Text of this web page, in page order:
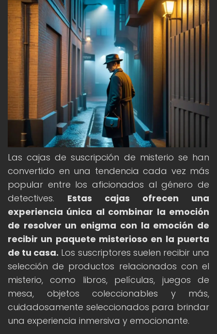
Las cajas de suscripción de misterio se han
convertido en una tendencia cada vez más
popular entre los aficionados al género de
detectives. Estas cajas ofrecen una
experiencia única al combinar la emoción
de resolver un enigma con la emoción de
recibir un paquete misterioso en la puerta
de tu casa. Los suscriptores suelen recibir una
selección de productos relacionados con el
misterio, como libros, películas, juegos de
mesa, objetos coleccionables y más,
cuidadosamente seleccionados para brindar
una experiencia inmersiva y emocionante.